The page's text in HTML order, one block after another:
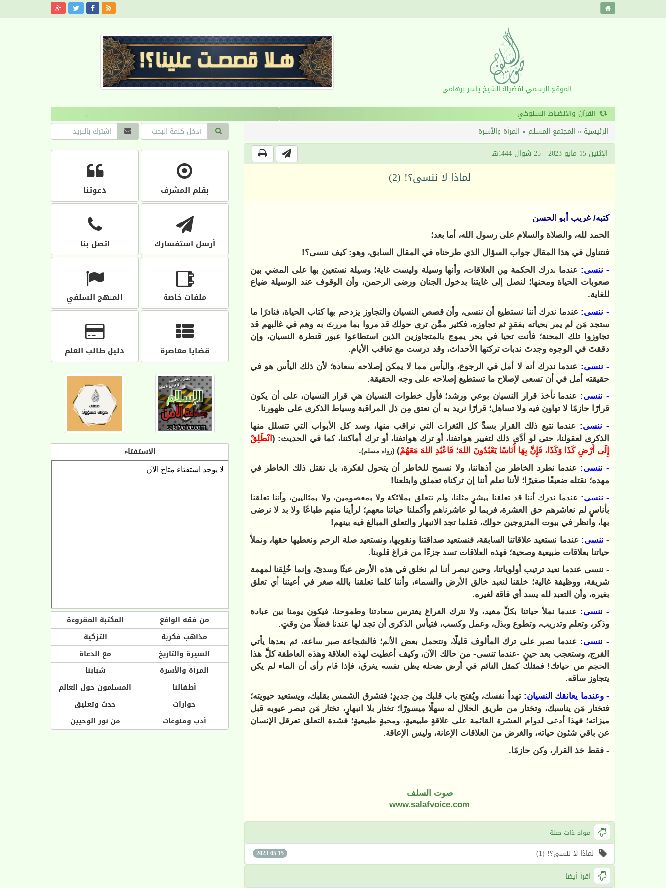
الموقع الرسمي لفضيلة الشيخ ياسر برهامي
‹
›
الرئيسية » المجتمع المسلم » المرأة والأسرة
الإثنين 15 مايو 2023 - 25 شوال 1444هـ
لماذا لا ننسى؟! (2)
كتبه/ غريب أبو الحسن
الحمد لله، والصلاة والسلام على رسول الله، أما بعد؛
فنتناول في هذا المقال جواب السؤال الذي طرحناه في المقال السابق، وهو: كيف ننسى؟!
- ننسى: عندما ندرك الحكمة مِن العلاقات، وأنها وسيلة وليست غاية؛ وسيلة نستعين بها على المضي بين
صعوبات الحياة ومحنها؛ لنصل إلى غايتنا بدخول الجنان ورضى الرحمن، وأن الوقوف عند الوسيلة ضياع
للغاية.
- ‏ننسى: عندما ندرك أننا نستطيع أن ننسى، وأن قصص النسيان والتجاوز يزدحم بها كتاب الحياة، فنادرًا ما
ستجد مَن لم يمر بحياته بفقدٍ ثم تجاوزه، فكثير ممَّن ترى حولك قد مروا بما مررتَ به وهم في غالبهم قد
تجاوزوا تلك المحنة؛ فأنت تحيا في بحر يموج بالمتجاوزين الذين استطاعوا عبور قنطرة النسيان، وإن
دققتَ في الوجوه وجدتَ ندبات تركتها الأحداث، وقد درست مع تعاقب الأيام.
- ‏ننسى: عندما ندرك أنه لا أمل في الرجوع، واليأس مما لا يمكن إصلاحه سعادة؛ لأن ذلك اليأس هو في
حقيقته أمل في أن تسعى لإصلاح ما تستطيع إصلاحه على وجه الحقيقة.
- ‏ننسى: عندما نأخذ قرار النسيان بوعي ورشد؛ فأول خطوات النسيان هي قرار النسيان، على أن يكون
قرارًا حازمًا لا تهاون فيه ولا تساهل؛ قرارًا نريد به أن نعتق مِن ذل المراقبة وسياط الذكرى على ظهورنا.
- ‏ننسى: عندما نتبع ذلك القرار بسدِّ كل الثغرات التي نراقب منها، وسد كل الأبواب التي تتسلل منها
الذكرى لعقولنا، حتى لو أدَّى ذلك لتغيير هواتفنا، أو ترك هواتفنا، أو ترك أماكننا، كما في الحديث: ( انْطَلِقْ
إِلَى أَرْضِ كَذَا وَكَذَا، فَإِنَّ بِهَا أُنَاسًا يَعْبُدُونَ اللهَ؛ ‌فَاعْبُدِ ‌اللهَ ‌مَعَهُمْ) (رواه مسلم).
- ‏ننسى: عندما نطرد الخاطر من أذهاننا، ولا نسمح للخاطر أن يتحول لفكرة، بل نقتل ذلك الخاطر في
مهده؛ نقتله ضعيفًا صغيرًا؛ لأننا نعلم أننا إن تركناه تعملق وابتلعنا!
- ‏ننسى: عندما ندرك أننا قد تعلقنا ببشرٍ مثلنا، ولم نتعلق بملائكة ولا بمعصومين، ولا بمثاليين، وأننا تعلقنا
بأناسٍ لم نعاشرهم حق العشرة، فربما لو عاشرناهم وأكملنا حياتنا معهم؛ لرأينا منهم طباعًا ولا بد لا نرضى
بها، وانظر في بيوت المتزوجين حولك، فقلما تجد الانبهار والتعلق المبالغ فيه بينهم!
- ‏ننسى: عندما نستعيد علاقاتنا السابقة، فنستعيد صداقتنا ونقويها، ونستعيد صلة الرحم ونعطيها حقها، ونملأ
حياتنا بعلاقات طبيعية وصحية؛ فهذه العلاقات تسد جزءًا من فراغ قلوبنا.
- ‏ننسى عندما نعيد ترتيب أولوياتنا، وحين نبصر أننا لم نخلق في هذه الأرض عبثًا وسدىً، وإنما خُلِقنا لمهمة
شريفة، ووظيفة غالية؛ خلقنا لنعبد خالق الأرض والسماء، وأننا كلما تعلقنا بالله صغر في أعيننا أي تعلق
بغيره، وأن التعبد لله يسد أي فاقة لغيره.
- ‏ننسى: عندما نملأ حياتنا بكلِّ مفيد، ولا نترك الفراغ يفترس سعادتنا وطموحنا، فيكون يومنا بين عبادة
وذكر، وتعلم وتدريب، وتطوع وبذل، وعمل وكسب، فتيأس الذكرى أن تجد لها عندنا فضلًا من وقتٍ.
- ‏ننسى: عندما نصبر على ترك المألوف قليلًا، ونتحمل بعض الألم؛ فالشجاعة صبر ساعة، ثم بعدها يأتي
الفرج، وستعجب بعد حينٍ -عندما تنسى- من حالك الآن، وكيف أعطيت لهذه العلاقة وهذه العاطفة كلَّ هذا
الحجم من حياتك! فمثلك كمثل النائم في أرض ضحلة يظن نفسه يغرق، فإذا قام رأى أن الماء لم يكن
يتجاوز ساقه.
- ‏وعندما يعانقك النسيان: تهدأ نفسك، ويُفتح باب قلبك مِن جديدٍ؛ فتشرق الشمس بقلبك، ويستعيد حيويته؛
فتختار مَن يناسبك، وتختار من طريق الحلال له سهلًا ميسورًا؛ تختار بلا انبهارٍ، تختار مَن تبصر عيوبه قبل
ميزاته؛ فهذا أدعى لدوام العشرة القائمة على علاقةٍ طبيعيةٍ، ومحبةٍ طبيعيةٍ؛ فشدة التعلق تعرقل الإنسان
عن باقي شئون حياته، والغرض من العلاقات الإعانة، وليس الإعاقة.
- ‏فقط خذ القرار، وكن حازمًا.
صوت السلف
www.salafvoice.com
مواد ذات صلة
2023-05-15
لماذا لا ننسى؟! (1)
اقرأ أيضا
بقلم المشرف دعوتنا
أرسل استفسارك اتصل بنا
ملفات خاصة المنهج السلفي
قضايا معاصرة دليل طالب العلم
الاستفتاء
من فقه الواقع
المكتبة المقروءة
مذاهب فكرية
التزكية
السيرة والتاريخ
مع الدعاة
المرأة والأسرة
شبابنا
أطفالنا
المسلمون حول العالم
حوارات
حدث وتعليق
أدب ومنوعات
من نور الوحيين